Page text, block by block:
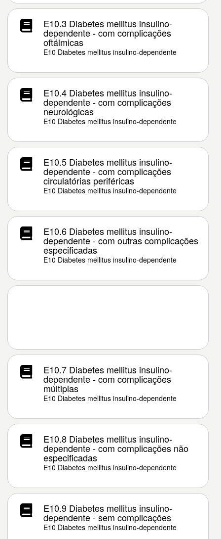
E10.3 Diabetes mellitus insulino-
dependente - com complicações
oftálmicas
E10 Diabetes mellitus insulino-dependente
E10.4 Diabetes mellitus insulino-
dependente - com complicações
neurológicas
E10 Diabetes mellitus insulino-dependente
E10.5 Diabetes mellitus insulino-
dependente - com complicações
circulatórias periféricas
E10 Diabetes mellitus insulino-dependente
E10.6 Diabetes mellitus insulino-
dependente - com outras complicações
especificadas
E10 Diabetes mellitus insulino-dependente
E10.7 Diabetes mellitus insulino-
dependente - com complicações
múltiplas
E10 Diabetes mellitus insulino-dependente
E10.8 Diabetes mellitus insulino-
dependente - com complicações não
especificadas
E10 Diabetes mellitus insulino-dependente
E10.9 Diabetes mellitus insulino-
dependente - sem complicações
E10 Diabetes mellitus insulino-dependente